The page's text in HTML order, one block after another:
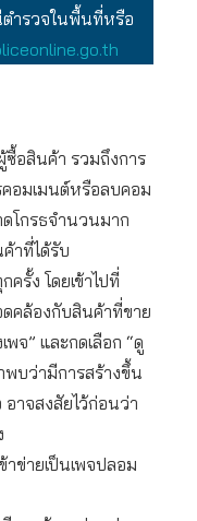
ตำรวจในพื้นที่หรือ
ซื้อสินค้า รวมถึงการ
อมเมนต์หรือลบคอม
โกรธจำนวนมาก
าที่ได้รับ
รั้ง โดยเข้าไปที่
คล้องกับสินค้าที่ขาย
พจ” และกดเลือก “ดู
พบว่ามีการสร้างขึ้น
าจสงสัยไว้ก่อนว่า
ข่ายเป็นเพจปลอม